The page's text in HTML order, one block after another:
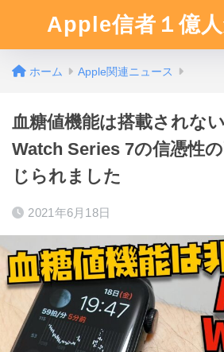
Apple信者１億
ホーム Apple関連ニュース
血糖値機能は搭載されな
Watch Series 7の信憑性
じられました
2021年6月18日